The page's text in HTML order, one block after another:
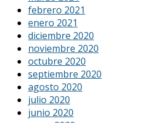
febrero 2021
enero 2021
diciembre 2020
noviembre 2020
octubre 2020
septiembre 2020
agosto 2020
julio 2020
junio 2020